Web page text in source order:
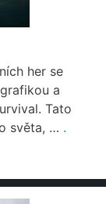
her se
a
Tato
světa, … .